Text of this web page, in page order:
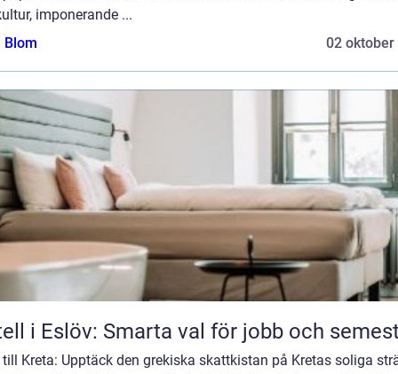
imponerande ...
Blom
02 oktober
i Eslöv: Smarta val för jobb och
till Kreta: Upptäck den grekiska skattkistan på Kretas soliga